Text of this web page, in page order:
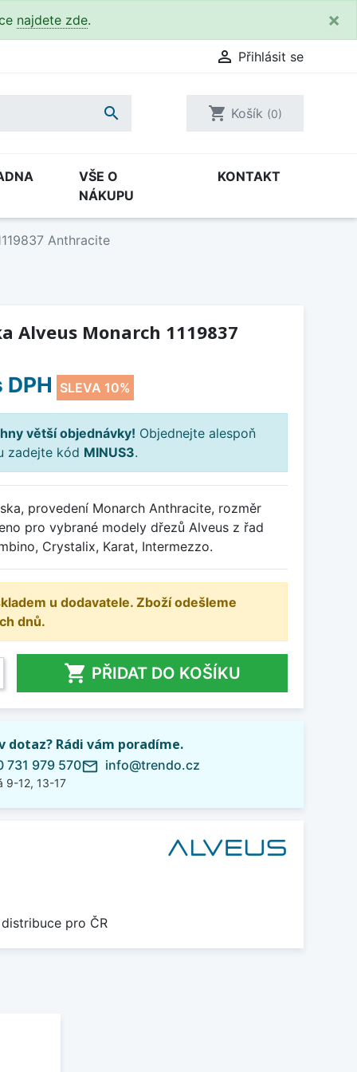
najdete zde. ×
 Přihlásit se
 shopping_cart Košík (0)
VŠE O
NÁKUPU
KONTAKT
Anthracite
Alveus Monarch 1119837
DPH SLEVA 10%
větší objednávky! Objednejte alespoň
zadejte kód MINUS3.
provedení Monarch Anthracite, rozměr
pro vybrané modely dřezů Alveus z řad
Crystalix, Karat, Intermezzo.
u dodavatele. Zboží odešleme
dnů.
 PŘIDAT DO KOŠÍKU
dotaz? Rádi vám poradíme.
731 979 570
9-12, 13-17
mail_outline info@trendo.cz
pro ČR